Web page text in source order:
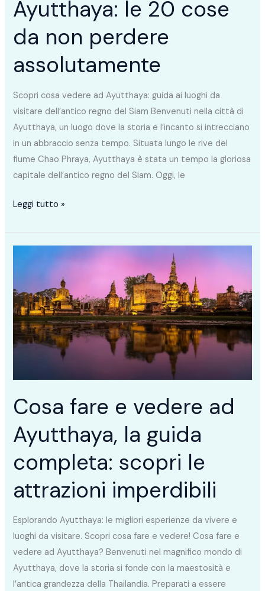
Ayutthaya: le 20 cose
da non perdere
assolutamente
Scopri cosa vedere ad Ayutthaya: guida ai luoghi da
visitare dell’antico regno del Siam Benvenuti nella città di
Ayutthaya, un luogo dove la storia e l’incanto si intrecciano
in un abbraccio senza tempo. Situata lungo le rive del
fiume Chao Phraya, Ayutthaya è stata un tempo la gloriosa
capitale dell’antico regno del Siam. Oggi, le
Leggi tutto »
Cosa fare e vedere ad
Ayutthaya, la guida
completa: scopri le
attrazioni imperdibili
Esplorando Ayutthaya: le migliori esperienze da vivere e
luoghi da visitare. Scopri cosa fare e vedere! Cosa fare e
vedere ad Ayutthaya? Benvenuti nel magnifico mondo di
Ayutthaya, dove la storia si fonde con la maestosità e
l’antica grandezza della Thailandia. Preparati a essere
vedere
ad
Ayutthaya,
la
completa:
scopri
le
attrazioni
imperdibili